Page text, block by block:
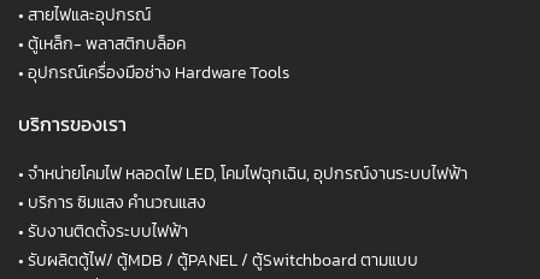
•สายไฟและอุปกรณ์
•ตู้เหล็ก- พลาสติกบล็อค
•อุปกรณ์เครื่องมือช่าง Hardware Tools
บริการของเรา
•จำหน่ายโคมไฟ หลอดไฟ LED, โคมไฟฉุกเฉิน, อุปกรณ์งานระบบไฟฟ้า
• บริการ ซิมแสง คำนวณแสง
•รับงานติดตั้งระบบไฟฟ้า
•รับผลิตตู้ไฟ/ ตู้MDB / ตู้PANEL / ตู้Switchboard ตามแบบ